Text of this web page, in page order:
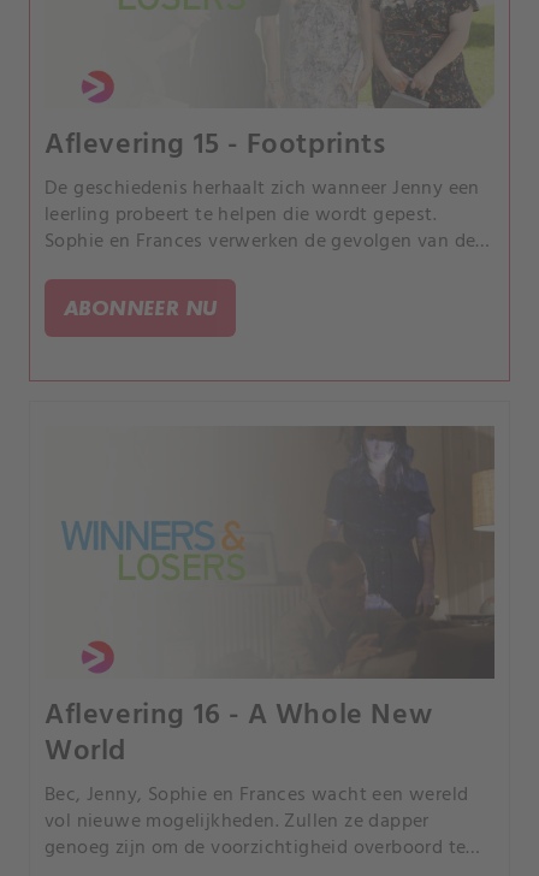
Aflevering 15 - Footprints
De geschiedenis herhaalt zich wanneer Jenny een
leerling probeert te helpen die wordt gepest.
Sophie en Frances verwerken de gevolgen van de
ABONNEER NU
Aflevering 16 - A Whole New
World
Bec, Jenny, Sophie en Frances wacht een wereld
vol nieuwe mogelijkheden. Zullen ze dapper
genoeg zijn om de voorzichtigheid overboord te